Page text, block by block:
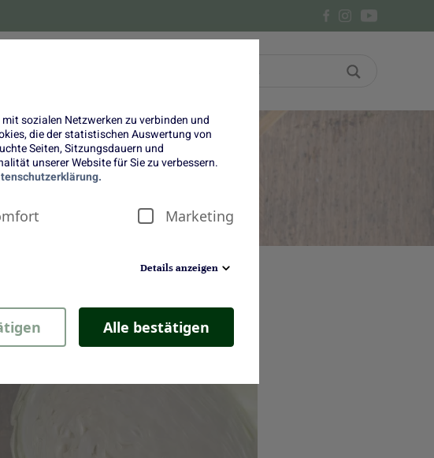
sozialen Netzwerken zu verbinden und
die der statistischen Auswertung von
Seiten, Sitzungsdauern und
unserer Website für Sie zu verbessern.
Marketing
Details anzeigen
Alle bestätigen